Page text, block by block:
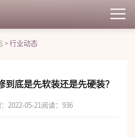
>行业动态
到底是先软装还是先硬装？
2022-05-21阅读： 936